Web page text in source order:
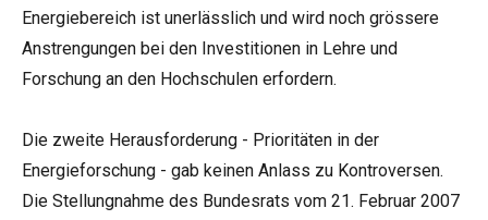
Energiebereich ist unerlässlich und wird noch grössere
Anstrengungen bei den Investitionen in Lehre und
Forschung an den Hochschulen erfordern.
Die zweite Herausforderung - Prioritäten in der
Energieforschung - gab keinen Anlass zu Kontroversen.
Die Stellungnahme des Bundesrats vom 21. Februar 2007